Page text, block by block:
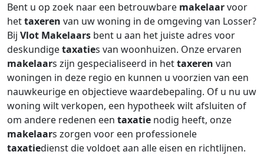
Bent u op zoek naar een betrouwbare makelaarvoor
hettaxeren van uw woning in de omgeving van Losser?
Bij Vlot Makelaars bent u aan het juiste adres voor
deskundigetaxaties van woonhuizen. Onze ervaren
makelaars zijn gespecialiseerd in hettaxeren van
woningen in deze regio en kunnen u voorzien van een
nauwkeurige en objectieve waardebepaling. Of u nu uw
woning wilt verkopen, een hypotheek wilt afsluiten of
om andere redenen een taxatie nodig heeft, onze
makelaars zorgen voor een professionele
taxatiedienst die voldoet aan alle eisen en richtlijnen.